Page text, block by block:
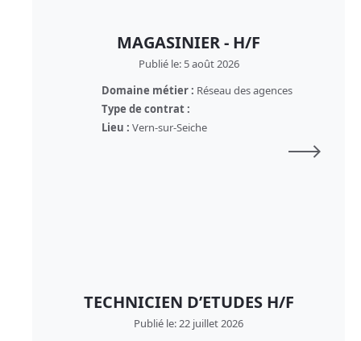
MAGASINIER - H/F
Publié le: 5 août 2026
Domaine métier : Réseau des agences
Type de contrat :
Lieu : Vern-sur-Seiche
TECHNICIEN D’ETUDES H/F
Publié le: 22 juillet 2026